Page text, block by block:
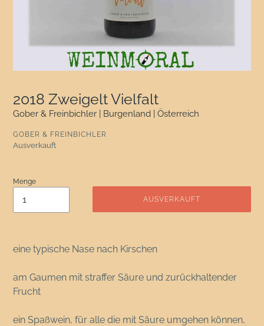
2018 Zweigelt Vielfalt
Gober & Freinbichler | Burgenland | Österreich
VERKÄUFER
GOBER & FREINBICHLER
Normaler Preis
Ausverkauft
Menge
AUSVERKAUFT
eine typische Nase nach Kirschen
am Gaumen mit straffer Säure und zurückhaltender
Frucht
ein Spaßwein, für alle die mit Säure umgehen können,